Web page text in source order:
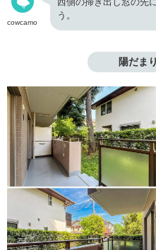
cowcamo
う。
陽だま